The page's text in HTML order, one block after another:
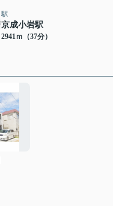
駅
京成小岩駅
2941ｍ（37分）